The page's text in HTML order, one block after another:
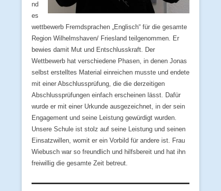
nd
es
wettbewerb Fremdsprachen „Englisch“ für die gesamte
Region Wilhelmshaven/ Friesland teilgenommen. Er
bewies damit Mut und Entschlusskraft. Der
Wettbewerb hat verschiedene Phasen, in denen Jonas
selbst erstelltes Material einreichen musste und endete
mit einer Abschlussprüfung, die die derzeitigen
Abschlussprüfungen einfach erscheinen lässt. Dafür
wurde er mit einer Urkunde ausgezeichnet, in der sein
Engagement und seine Leistung gewürdigt wurden.
Unsere Schule ist stolz auf seine Leistung und seinen
Einsatzwillen, womit er ein Vorbild für andere ist. Frau
Wiebusch war so freundlich und hilfsbereit und hat ihn
freiwillig die gesamte Zeit betreut.